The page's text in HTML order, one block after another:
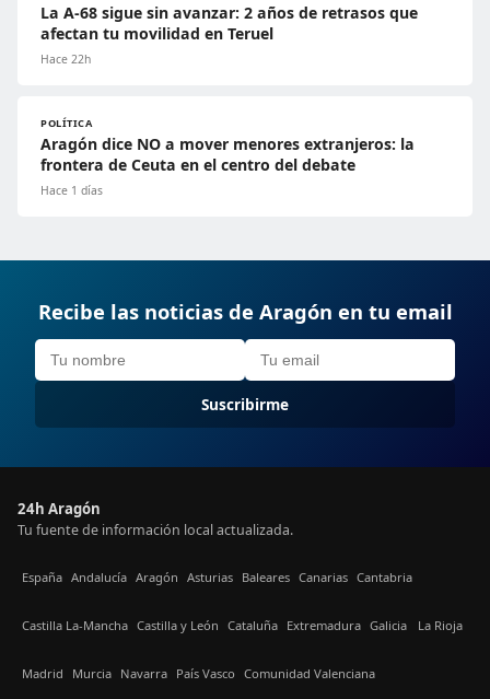
La A-68 sigue sin avanzar: 2 años de retrasos que
afectan tu movilidad en Teruel
Hace 22h
POLÍTICA
Aragón dice NO a mover menores extranjeros: la
frontera de Ceuta en el centro del debate
Hace 1 días
Recibe las noticias de Aragón en tu email
Suscribirme
24h Aragón
Tu fuente de información local actualizada.
España Andalucía Aragón Asturias Baleares Canarias Cantabria
Castilla La-Mancha Castilla y León Cataluña Extremadura Galicia La Rioja
Madrid Murcia Navarra País Vasco Comunidad Valenciana